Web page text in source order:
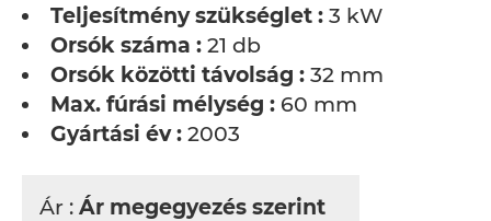
Teljesítmény szükséglet : 3 kW
Orsók száma : 21 db
Orsók közötti távolság : 32 mm
Max. fúrási mélység : 60 mm
Gyártási év : 2003
Ár : Ár megegyezés szerint